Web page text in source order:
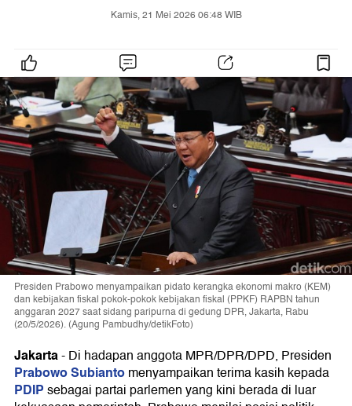
Kamis, 21 Mei 2026 06:48 WIB
Presiden Prabowo menyampaikan pidato kerangka ekonomi makro (KEM)
dan kebijakan fiskal pokok-pokok kebijakan fiskal (PPKF) RAPBN tahun
anggaran 2027 saat sidang paripurna di gedung DPR, Jakarta, Rabu
(20/5/2026). (Agung Pambudhy/detikFoto)
Jakarta-Di hadapan anggota MPR/DPR/DPD, Presiden
Prabowo Subiantomenyampaikan terima kasih kepada
PDIPsebagai partai parlemen yang kini berada di luar